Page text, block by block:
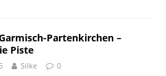
Partenkirchen –
Piste
Silke 0